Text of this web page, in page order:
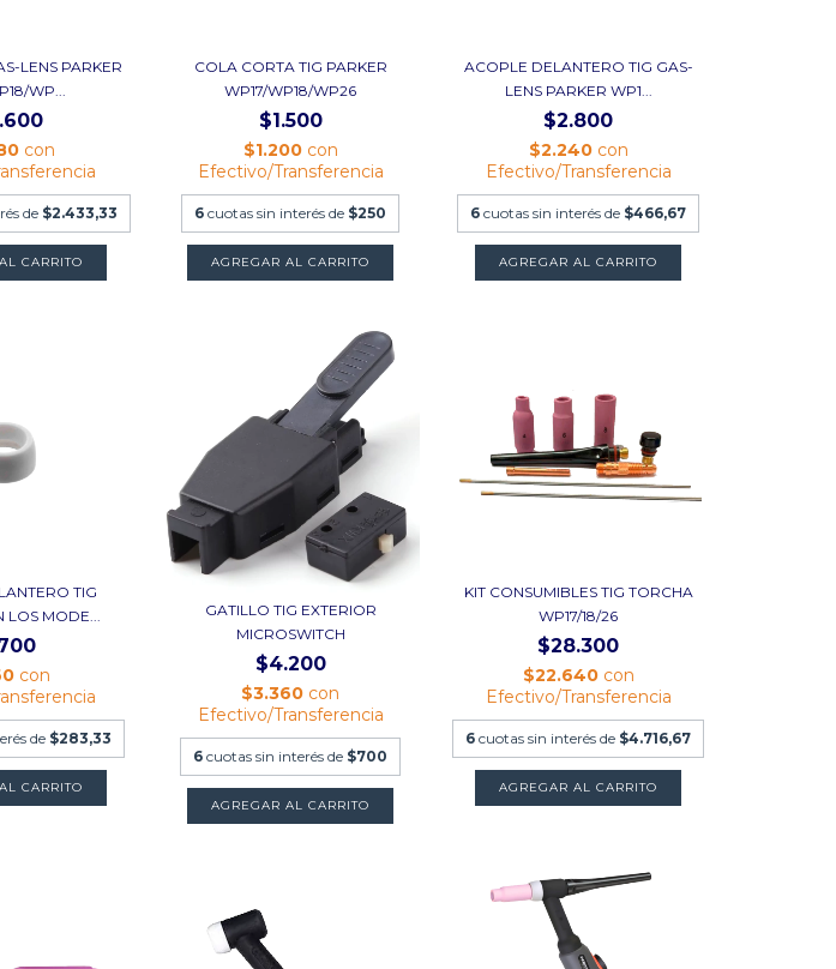
LENS PARKER
WP...
con
de $2.433,33
CARRITO
COLA CORTA TIG PARKER
WP17/WP18/WP26
$1.500
$1.200 con
Efectivo/Transferencia
6 cuotas sin interés de $250
ACOPLE DELANTERO TIG GAS-
LENS PARKER WP1...
$2.800
$2.240 con
Efectivo/Transferencia
6 cuotas sin interés de $466,67
TIG
LOS MODE...
con
de $283,33
GATILLO TIG EXTERIOR
MICROSWITCH
$4.200
$3.360 con
Efectivo/Transferencia
6 cuotas sin interés de $700
KIT CONSUMIBLES TIG TORCHA
WP17/18/26
$28.300
$22.640 con
Efectivo/Transferencia
6 cuotas sin interés de $4.716,67
AGREGAR AL CARRITO